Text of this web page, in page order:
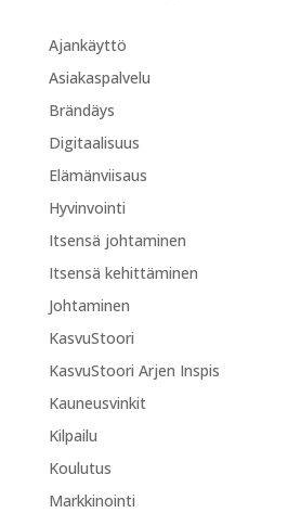
Ajankäyttö
Asiakaspalvelu
Brändäys
Digitaalisuus
Elämänviisaus
Hyvinvointi
Itsensä johtaminen
Itsensä kehittäminen
Johtaminen
KasvuStoori
KasvuStoori Arjen Inspis
Kauneusvinkit
Kilpailu
Koulutus
Markkinointi